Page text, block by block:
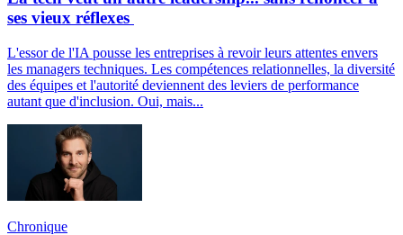
ses vieux réflexes
L'essor de l'IA pousse les entreprises à revoir leurs attentes envers
les managers techniques. Les compétences relationnelles, la diversité
des équipes et l'autorité deviennent des leviers de performance
autant que d'inclusion. Oui, mais...
Chronique